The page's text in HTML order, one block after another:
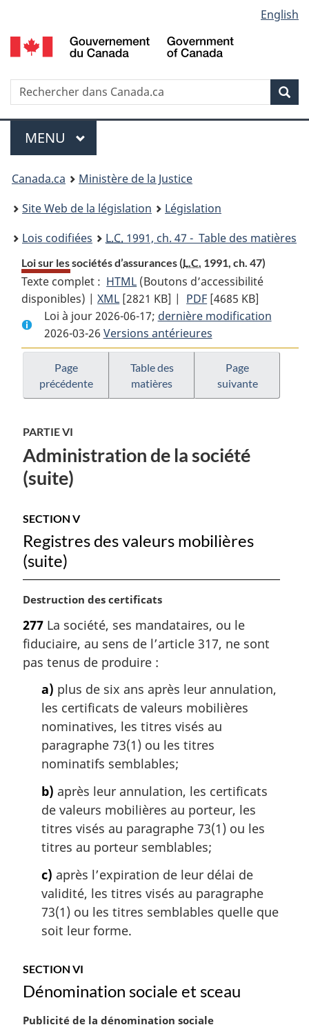
au
contenu
propos
de
la
HTML
simplifiée
selection
English
Recherche
Menu
MENU PRINCIPAL
You
are
here:
Canada.ca
Ministère de la Justice
Site Web de la législation
Législation
Lois codifiées
L.C. 1991, ch. 47 - Table des matières
Loi sur les sociétés d’assurances (L.C. 1991, ch. 47)
Texte complet : HTML Texte
complet
:
Loi
sur
les
sociétés
d’assurances
(Boutons d’accessibilité
disponibles) |XML Texte
complet
:
Loi
sur
les
sociétés
[2821 KB] | PDF Texte
complet
:
Loi
les
sociétés
[4685 KB]
Loi à jour 2026-06-17; dernière modification
2026-03-26 Versions antérieures
Page
précédente
Table des
matières
Page
suivante
PARTIE VI
Administration de la société
(suite)
SECTION V
Registres des valeurs mobilières
(suite)
N
t
e
m
Destruction des certificats
277 La société, ses mandataires, ou le
fiduciaire, au sens de l’article 317, ne sont
pas tenus de produire :
a) plus de six ans après leur annulation,
les certificats de valeurs mobilières
nominatives, les titres visés au
paragraphe 73(1) ou les titres
nominatifs semblables;
b) après leur annulation, les certificats
de valeurs mobilières au porteur, les
titres visés au paragraphe 73(1) ou les
titres au porteur semblables;
c) après l’expiration de leur délai de
validité, les titres visés au paragraphe
73(1) ou les titres semblables quelle que
soit leur forme.
SECTION VI
Dénomination sociale et sceau
N
Publicité de la dénomination sociale